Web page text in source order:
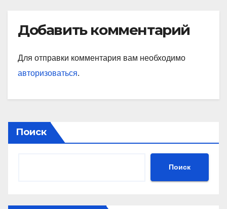
Добавить комментарий
Для отправки комментария вам необходимо
авторизоваться.
Поиск
Поиск